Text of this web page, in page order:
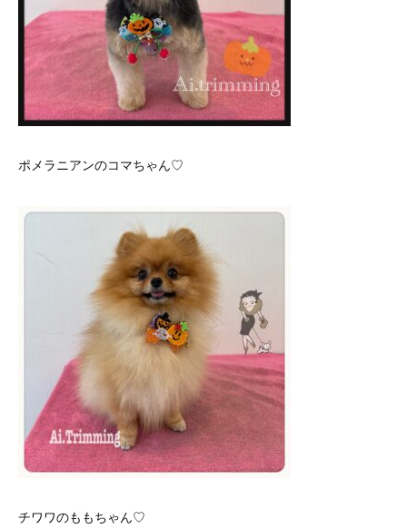
ポメラニアンのコマちゃん♡
チワワのももちゃん♡